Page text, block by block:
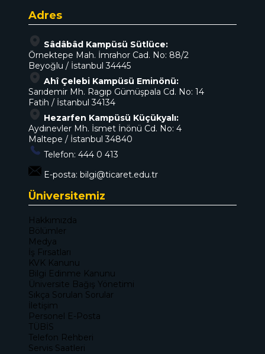
Adres
Sâdâbâd Kampüsü Sütlüce:
Örnektepe Mah. İmrahor Cad. No: 88/2
Beyoğlu / İstanbul 34445
Ahî Çelebi Kampüsü Eminönü:
Sarıdemir Mh. Ragıp Gümüşpala Cd. No: 14
Fatih / İstanbul 34134
Hezarfen Kampüsü Küçükyalı:
Aydınevler Mh. İsmet İnönü Cd. No: 4
Maltepe / İstanbul 34840
Telefon: 444 0 413
E-posta: bilgi@ticaret.edu.tr
Üniversitemiz
Hakkımızda
Bölümler
Medya
İş Fırsatları
KVK Kanunu
Bilgi Edinme Kanunu
Üniversite Bağış Yönetimi
Sıkça Sorulan Sorular
İletişim
Personel E-Posta
TÜBİS
Telefon Rehberi
Servis Saatleri